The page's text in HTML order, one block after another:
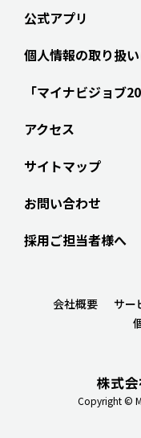
公式アプリ
個人情報の取り扱
「マイナビジョブ
アクセス
サイトマップ
お問い合わせ
採用ご担当者様へ
Copyright ©
会社概要 サー